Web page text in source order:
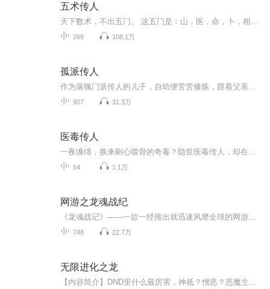
五术传人
265 108.1万
孤派传人
907 31.3万
医毒传人
54 1.1万
网游之龙魂战纪
748 22.7万
无限进化之龙